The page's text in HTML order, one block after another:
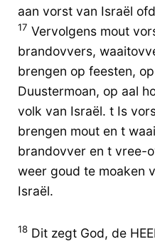
aan vorst van Israël
17 Vervolgens mout
brandovvers,
brengen op feesten,
Duustermoan, op aal
volk van Israël. t Is
brengen mout en t
brandovver en t vree-
weer goud te moaken
Israël.
18 Dit zegt God, de